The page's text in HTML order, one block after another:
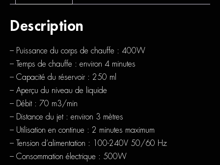
Description
– Puissance du corps de chauffe : 400W
– Temps de chauffe : environ 4 minutes
– Capacité du réservoir : 250 ml
– Aperçu du niveau de liquide
– Débit : 70 m3/min
– Distance du jet : environ 3 mètres
– Utilisation en continue : 2 minutes maximum
– Tension d’alimentation : 100-240V 50/60 Hz
– Consommation électrique : 500W